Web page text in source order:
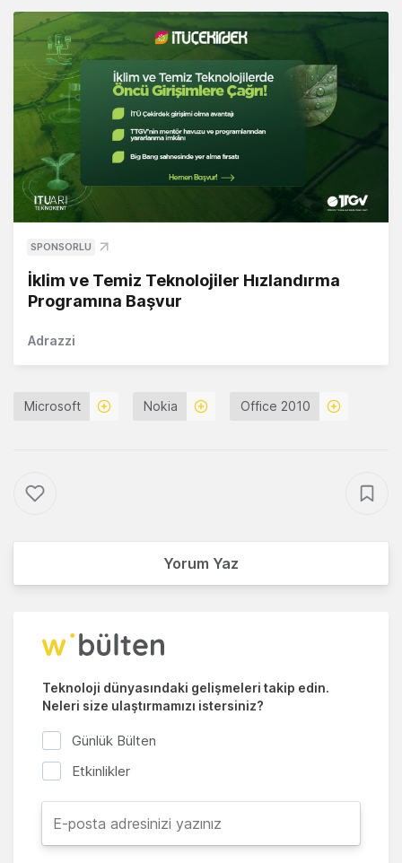
SPONSORLU
İklim ve Temiz Teknolojiler Hızlandırma
Programına Başvur
Adrazzi
Microsoft Nokia Office 2010
Yorum Yaz
Teknoloji dünyasındaki gelişmeleri takip edin.
Neleri size ulaştırmamızı istersiniz?
Günlük Bülten
Etkinlikler